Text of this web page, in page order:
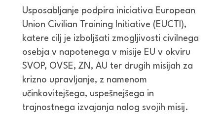
Usposabljanje podpira iniciativa European
Union Civilian Training Initiative (EUCTI),
katere cilj je izboljšati zmogljivosti civilnega
osebja v napotenega v misije EU v okviru
SVOP, OVSE, ZN, AU ter drugih misijah za
krizno upravljanje, z namenom
učinkovitejšega, uspešnejšega in
trajnostnega izvajanja nalog svojih misij.